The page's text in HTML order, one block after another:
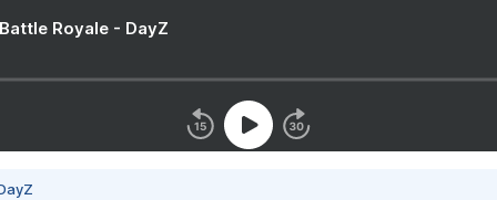
Royale - DayZ